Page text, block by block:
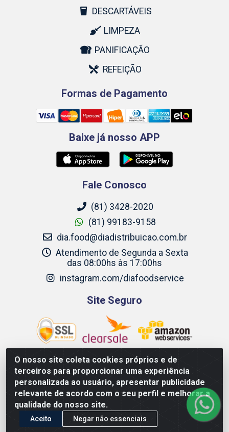
O nosso site coleta cookies próprios e de
terceiros para proporcionar uma experiência
personalizada ao usuário, apresentar publicidade
relevante de acordo com o seu perfil e melhorar a
qualidade do nosso site.
Aceito
Negar não essenciais
DESCARTÁVEIS
LIMPEZA
PANIFICAÇÃO
REFEIÇÃO
Formas de Pagamento
Baixe já nosso APP
Fale Conosco
(81) 3428-2020
(81) 99183-9158
dia.food@diadistribuicao.com.br
Atendimento de Segunda a Sexta
das 08:00hs às 17:00hs
instagram.com/diafoodservice
Site Seguro
Dia Food Service - Rodovia BR 232 KM 22,5 - Moreno/PE - CEP
54800-000 - CNPJ 69.944.973/0001-85